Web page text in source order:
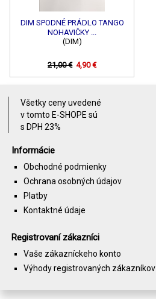
DIM SPODNÉ PRÁDLO TANGO
NOHAVIČKY ...
(DIM)
21,00 € 4,90 €
Všetky ceny uvedené
v tomto E-SHOPE sú
s DPH 23%
Informácie
Obchodné podmienky
Ochrana osobných údajov
Platby
Kontaktné údaje
Registrovaní zákazníci
Vaše zákazníckeho konto
Výhody registrovaných zákazníkov